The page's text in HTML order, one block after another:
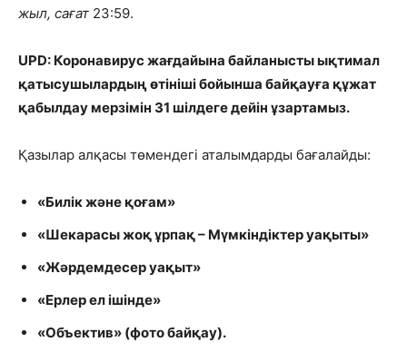
жыл, сағат 23:59.
UPD: Коронавирус жағдайына байланысты ықтимал
қатысушылардың өтініші бойынша байқауға құжат
қабылдау мерзімін 31 шілдеге дейін ұзартамыз.
Қазылар алқасы төмендегі аталымдарды бағалайды:
«Билік және қоғам»
«Шекарасы жоқ ұрпақ – Мүмкіндіктер уақыты»
«Жәрдемдесер уақыт»
«Ерлер ел ішінде»
«Объектив» (фото байқау).